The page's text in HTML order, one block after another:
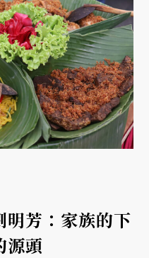
明芳：家族的下
源頭